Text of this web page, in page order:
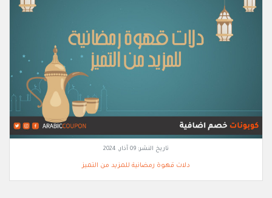
تاريخ النشر: 09 آذار, 2024
دلات قهوة رمضانية للمزيد من التميز